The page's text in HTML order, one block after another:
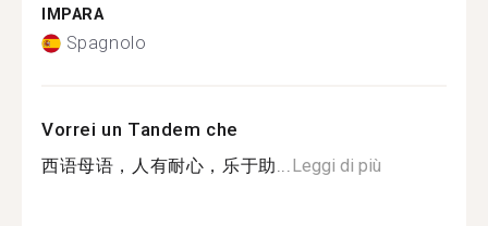
IMPARA
Spagnolo
Vorrei un Tandem che
西语母语，人有耐心，乐于助...Leggi di più